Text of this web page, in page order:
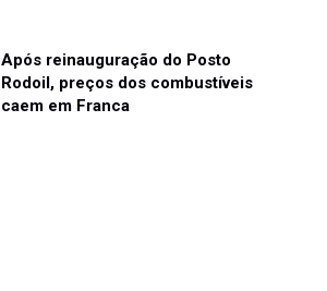
Após reinauguração do Posto
Rodoil, preços dos combustíveis
caem em Franca